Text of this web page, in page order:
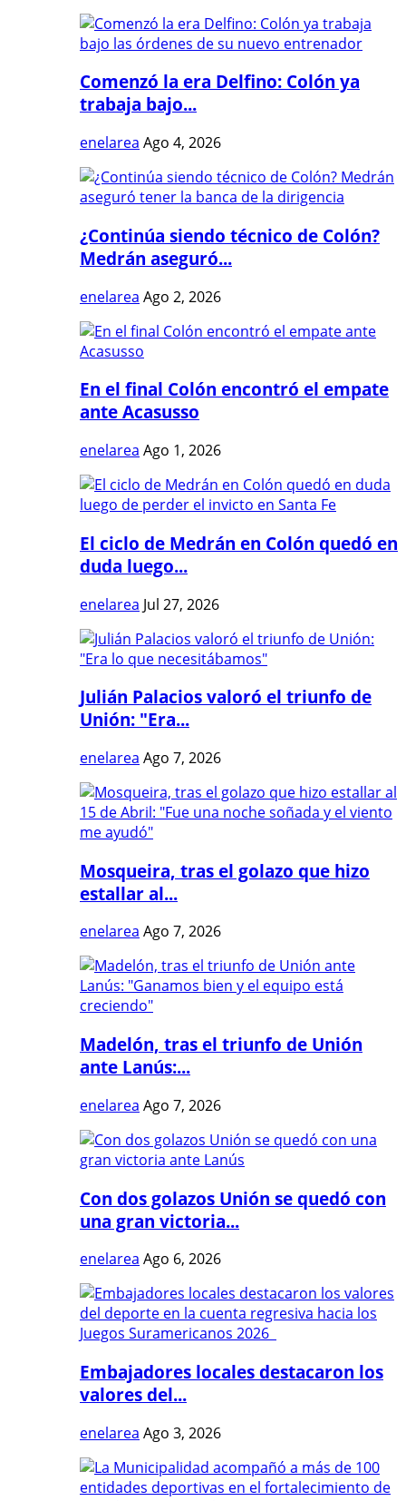
Comenzó la era Delfino: Colón ya
trabaja bajo...
enelarea Ago 4, 2026
¿Continúa siendo técnico de Colón?
Medrán aseguró...
enelarea Ago 2, 2026
En el final Colón encontró el empate
ante Acasusso
enelarea Ago 1, 2026
El ciclo de Medrán en Colón quedó en
duda luego...
enelarea Jul 27, 2026
Julián Palacios valoró el triunfo de
Unión: "Era...
enelarea Ago 7, 2026
Mosqueira, tras el golazo que hizo
estallar al...
enelarea Ago 7, 2026
Madelón, tras el triunfo de Unión
ante Lanús:...
enelarea Ago 7, 2026
Con dos golazos Unión se quedó con
una gran victoria...
enelarea Ago 6, 2026
Embajadores locales destacaron los
valores del...
enelarea Ago 3, 2026